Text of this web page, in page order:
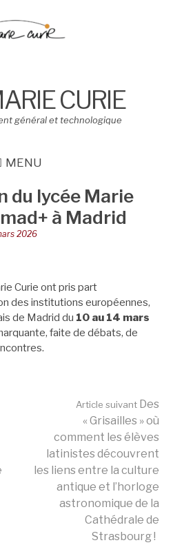
CURIE
général et technologique
MENU
du lycée Marie
à Madrid
2026
Curie ont pris part
des institutions européennes,
de Madrid du 10 au 14 mars
faite de débats, de
Article suivant Des
« Grisailles » où
comment les élèves
latinistes découvrent
les liens entre la culture
antique et l’horloge
astronomique de la
Cathédrale de
Strasbourg !